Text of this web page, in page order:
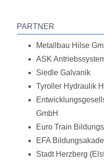
PARTNER
Metallbau Hilse
ASK
Siedle Galvanik
Tyroller Hydraulik
GmbH
Euro Train
EFA
Stadt Herzberg